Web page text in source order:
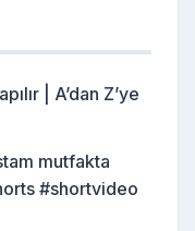
| A’dan Z’ye
mutfakta
#shortvideo